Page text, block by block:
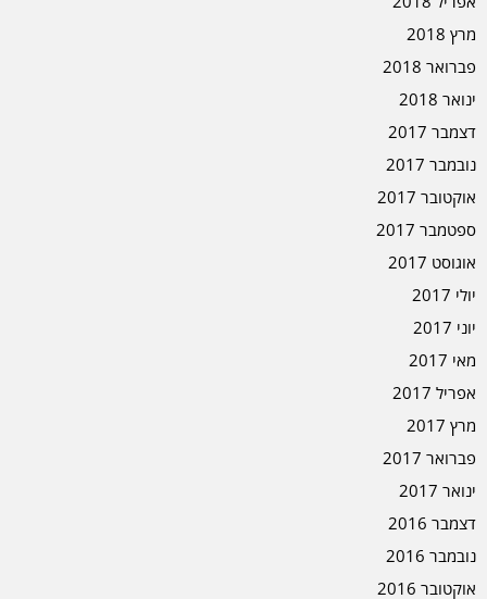
מרץ 2018
פברואר 2018
ינואר 2018
דצמבר 2017
נובמבר 2017
אוקטובר 2017
ספטמבר 2017
אוגוסט 2017
יולי 2017
יוני 2017
מאי 2017
אפריל 2017
מרץ 2017
פברואר 2017
ינואר 2017
דצמבר 2016
נובמבר 2016
אוקטובר 2016